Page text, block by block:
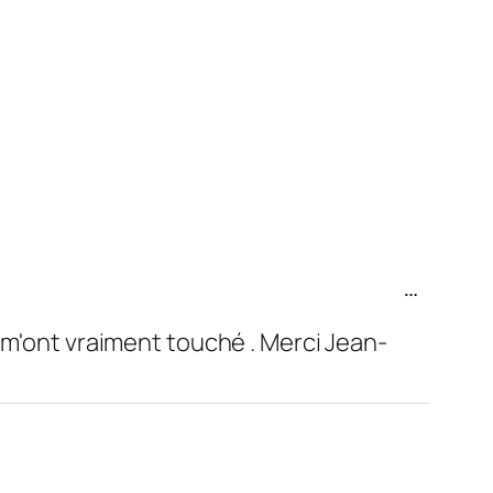
vraiment touché . Merci Jean-
…